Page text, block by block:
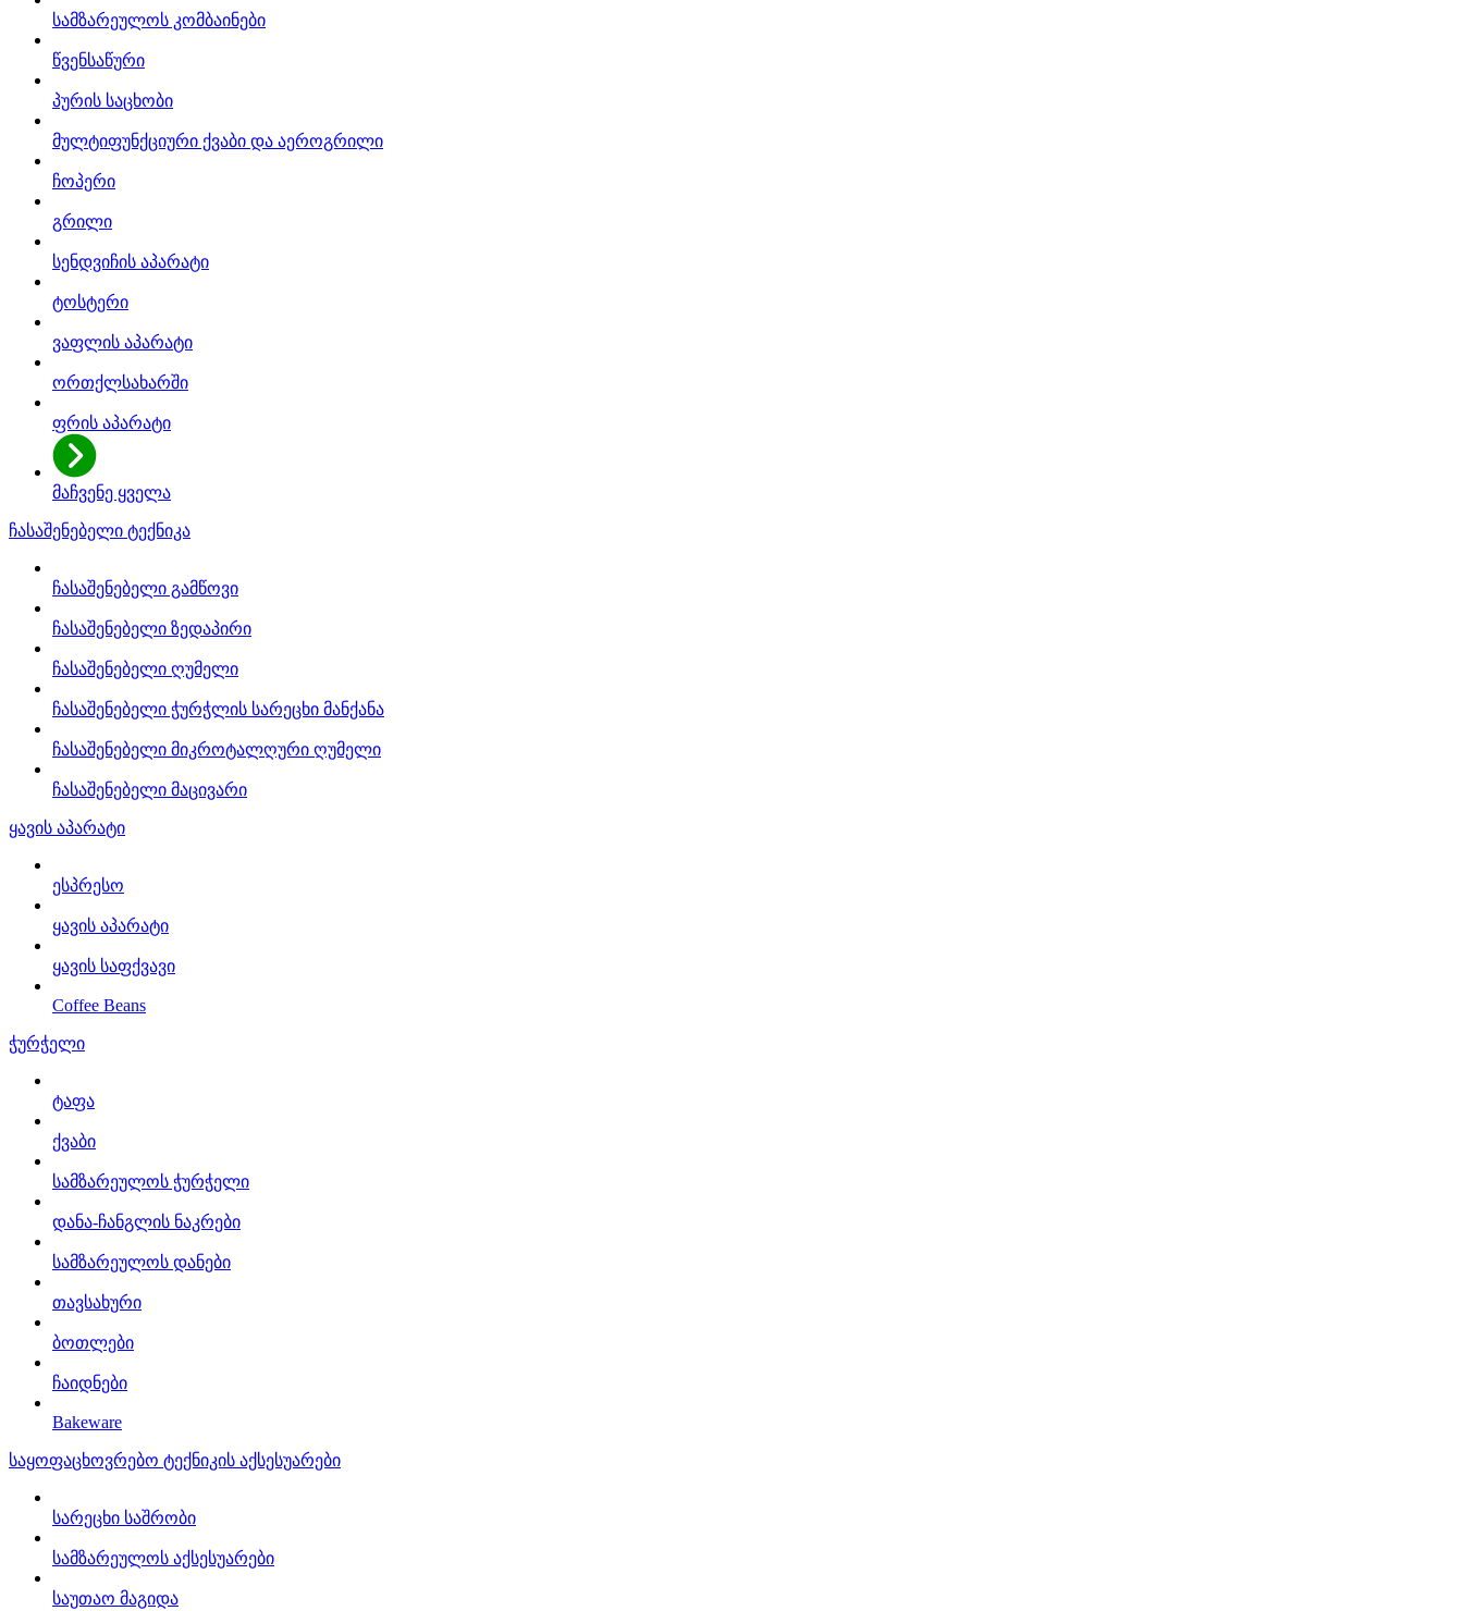
სამზარეულოს კომბაინები
წვენსაწური
პურის საცხობი
მულტიფუნქციური ქვაბი და აეროგრილი
ჩოპერი
გრილი
სენდვიჩის აპარატი
ტოსტერი
ვაფლის აპარატი
ორთქლსახარში
ფრის აპარატი
მაჩვენე ყველა
ჩასაშენებელი ტექნიკა
ჩასაშენებელი გამწოვი
ჩასაშენებელი ზედაპირი
ჩასაშენებელი ღუმელი
ჩასაშენებელი ჭურჭლის სარეცხი მანქანა
ჩასაშენებელი მიკროტალღური ღუმელი
ჩასაშენებელი მაცივარი
ყავის აპარატი
ესპრესო
ყავის აპარატი
ყავის საფქვავი
Coffee Beans
ჭურჭელი
ტაფა
ქვაბი
სამზარეულოს ჭურჭელი
დანა-ჩანგლის ნაკრები
სამზარეულოს დანები
თავსახური
ბოთლები
ჩაიდნები
Bakeware
საყოფაცხოვრებო ტექნიკის აქსესუარები
სარეცხი საშრობი
სამზარეულოს აქსესუარები
საუთაო მაგიდა